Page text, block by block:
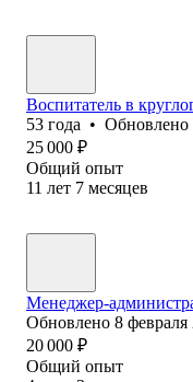
Воспитатель в
53 года • Обновлено
25 000 ₽
Общий опыт
11 лет 7 месяцев
Менеджер-
Обновлено 8 февраля
20 000 ₽
Общий опыт